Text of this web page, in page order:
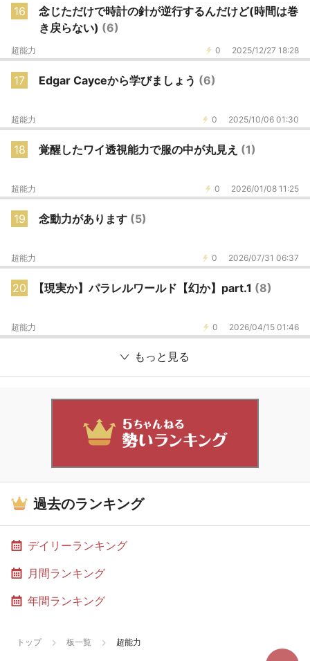
16
念じただけで時計の針が逆行するんだけど(時間は巻
き戻らない) (6)
0 2025/12/27 18:28
超能力
17 Edgar Cayceから学びましょう (6)
0 2025/10/06 01:30
超能力
18 覚醒したワイ透視能力で服の中が丸見え (1)
0 2026/01/08 11:25
超能力
19 念動力があります (5)
0 2026/07/31 06:37
超能力
20 【現実か】パラレルワールド【幻か】part.1 (8)
0 2026/04/15 01:46
超能力
もっと見る
過去のランキング
デイリーランキング
月間ランキング
年間ランキング
トップ 板一覧 超能力